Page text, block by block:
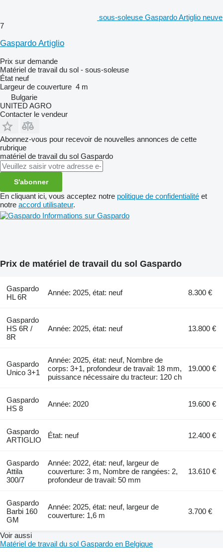
sous-soleuse Gaspardo Artiglio neuve
7
Gaspardo Artiglio
Prix sur demande
Matériel de travail du sol - sous-soleuse
État neuf
Largeur de couverture 4 m
Bulgarie
UNITED AGRO
Contacter le vendeur
Abonnez-vous pour recevoir de nouvelles annonces de cette
rubrique
matériel de travail du sol Gaspardo
S'abonner
En cliquant ici, vous acceptez notre politique de confidentialité et
notre accord utilisateur.
Informations sur Gaspardo
Prix de matériel de travail du sol Gaspardo
Gaspardo
HL 6R
Année: 2025, état: neuf 8.300 €
Gaspardo
HS 6R /
8R
Année: 2025, état: neuf 13.800 €
Gaspardo
Unico 3+1
Année: 2025, état: neuf, Nombre de
corps: 3+1, profondeur de travail: 18 mm,
puissance nécessaire du tracteur: 120 ch
19.000 €
Gaspardo
HS 8
Année: 2020 19.600 €
Gaspardo
ARTIGLIO
État: neuf 12.400 €
Gaspardo
Attila
300/7
Année: 2022, état: neuf, largeur de
couverture: 3 m, Nombre de rangées: 2,
profondeur de travail: 50 mm
13.610 €
Gaspardo
Barbi 160
GM
Année: 2025, état: neuf, largeur de
couverture: 1,6 m
3.700 €
Voir aussi
Matériel de travail du sol Gaspardo en Belgique